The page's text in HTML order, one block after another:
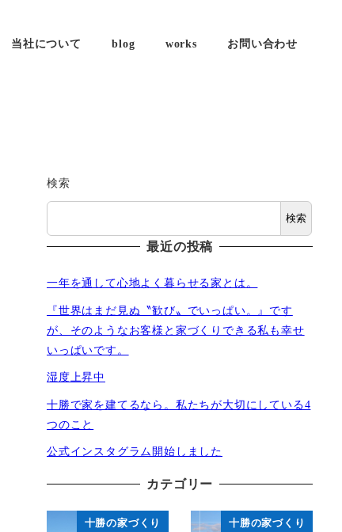
当社について blog works お問い合わせ
検索
検索
最近の投稿
一年を通して心地よく暮らせる家とは。
『世界はまだ見ぬ〝歓び〟でいっぱい。』です
が、そのようなお客様と家づくりできる私も幸せ
いっぱいです。
湿度上昇中
十勝で家を建てるなら。私たちが大切にしている4
つのこと
公式インスタグラム開始しました
カテゴリー
十勝の家づくり 十勝の家づくり